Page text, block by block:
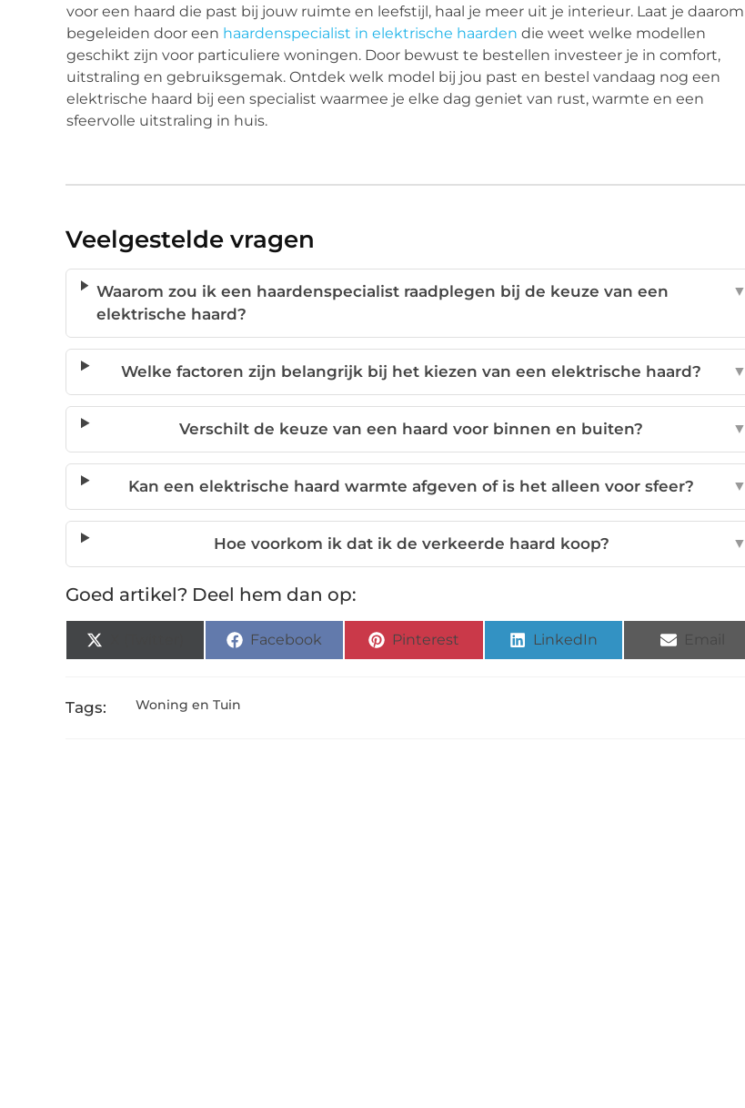
voor een haard die past bij jouw ruimte en leefstijl, haal je meer uit je interieur. Laat je daarom
begeleiden door een haardenspecialist in elektrische haarden die weet welke modellen
geschikt zijn voor particuliere woningen. Door bewust te bestellen investeer je in comfort,
uitstraling en gebruiksgemak. Ontdek welk model bij jou past en bestel vandaag nog een
elektrische haard bij een specialist waarmee je elke dag geniet van rust, warmte en een
sfeervolle uitstraling in huis.
Veelgestelde vragen
Waarom zou ik een haardenspecialist raadplegen bij de keuze van een
elektrische haard?
▼
Welke factoren zijn belangrijk bij het kiezen van een elektrische haard? ▼
Verschilt de keuze van een haard voor binnen en buiten? ▼
Kan een elektrische haard warmte afgeven of is het alleen voor sfeer? ▼
Hoe voorkom ik dat ik de verkeerde haard koop? ▼
Goed artikel? Deel hem dan op:
Facebook Pinterest LinkedIn Email
Tags: Woning en Tuin